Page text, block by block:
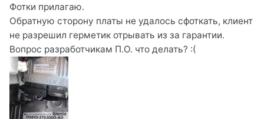
Фотки прилагаю.
Обратную сторону платы не удалось сфоткать, клиент
не разрешил герметик отрывать из за гарантии.
Вопрос разработчикам П.О. что делать? :(